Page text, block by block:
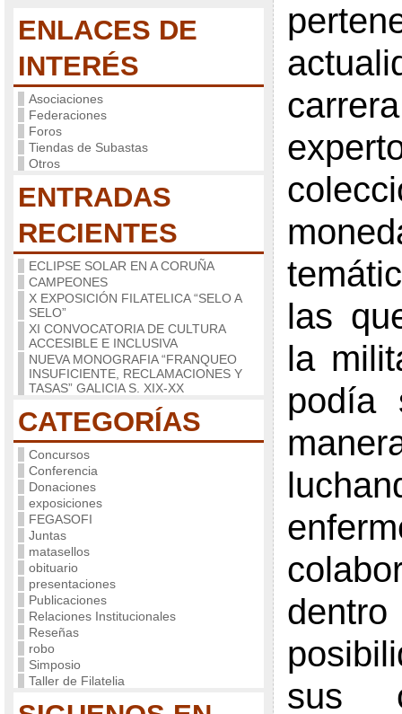
ENLACES DE
INTERÉS
Asociaciones
Federaciones
Foros
Tiendas de Subastas
Otros
ENTRADAS
RECIENTES
ECLIPSE SOLAR EN A CORUÑA
CAMPEONES
X EXPOSICIÓN FILATELICA “SELO A
SELO”
XI CONVOCATORIA DE CULTURA
ACCESIBLE E INCLUSIVA
NUEVA MONOGRAFIA “FRANQUEO
INSUFICIENTE, RECLAMACIONES Y
TASAS” GALICIA S. XIX-XX
CATEGORÍAS
Concursos
Conferencia
Donaciones
exposiciones
FEGASOFI
Juntas
matasellos
obituario
presentaciones
Publicaciones
Relaciones Institucionales
Reseñas
robo
Simposio
Taller de Filatelia
las
la
podía
sus